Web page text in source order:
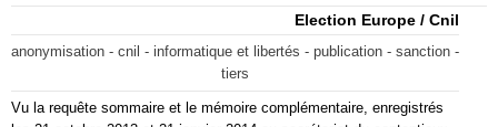
Election Europe / Cnil
anonymisation - cnil - informatique et libertés - publication - sanction -
tiers
Vu la requête sommaire et le mémoire complémentaire, enregistrés